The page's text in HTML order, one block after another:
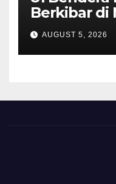
Berkibar di
Timpik
HUT ke-81
AUGUST 5, 2026